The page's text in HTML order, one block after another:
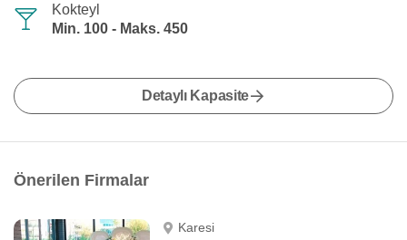
Kokteyl
Min. 100 - Maks. 450
Detaylı Kapasite
Önerilen Firmalar
Karesi